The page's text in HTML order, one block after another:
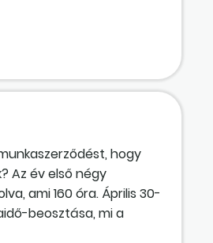
hogy
Az év első négy
ami 160 óra. Április 30-
beosztása, mi a